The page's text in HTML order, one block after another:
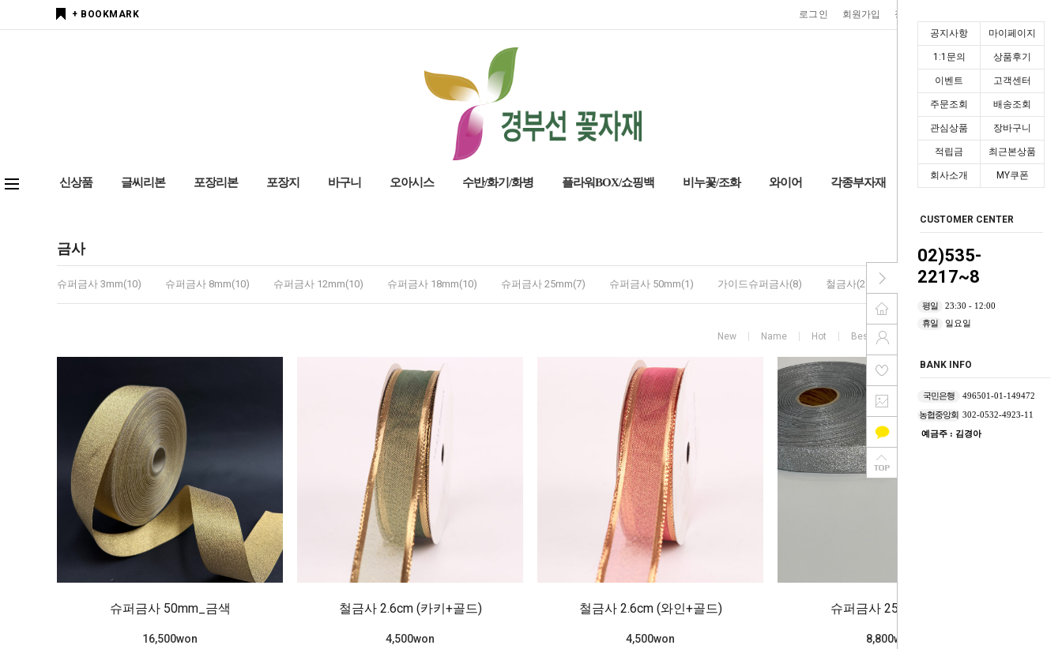
공지사항 마이페이지
1:1문의 상품후기
이벤트 고객센터
주문조회 배송조회
관심상품 장바구니
적립금 최근본상품
회사소개 MY쿠폰
CUSTOMER CENTER
02)535-
2217~8
평일
23:30 - 12:00
휴일
일요일
BANK INFO
국민은행
496501-01-149472
농협중앙회 302-0532-4923-11
예금주 : 김경아
+ BOOKMARK 로그인 회원가입 장바구니
신상품 글씨리본 포장리본 포장지 바구니 오아시스 수반/화기/화병 플라워BOX/쇼핑백 비누꽃/조화 와이어 각종부자재
HOME>포장리본 >금사
금사
슈퍼금사 3mm(10) 슈퍼금사 8mm(10) 슈퍼금사 12mm(10) 슈퍼금사 18mm(10) 슈퍼금사 25mm(7) 슈퍼금사 50mm(1) 가이드슈퍼금사(8) 철금사(2)
New Name Hot Best
슈퍼금사 50mm_금색
16,500won
철금사 2.6cm (카키+골드)
4,500won
철금사 2.6cm (와인+골드)
4,500won
슈퍼금사 25mm_은색
8,800won